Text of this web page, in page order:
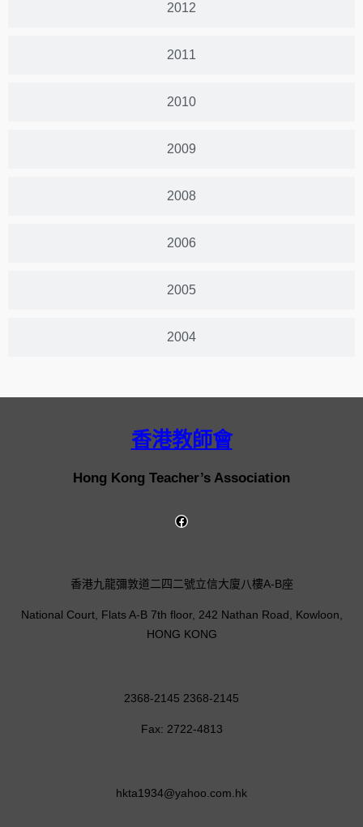
2012
2011
2010
2009
2008
2006
2005
2004
香港教師會
Hong Kong Teacher’s Association
香港九龍彌敦道二四二號立信大廈八樓A-B座
National Court, Flats A-B 7th floor, 242 Nathan Road, Kowloon,
HONG KONG
2368-2145 2368-2145
Fax: 2722-4813
hkta1934@yahoo.com.hk